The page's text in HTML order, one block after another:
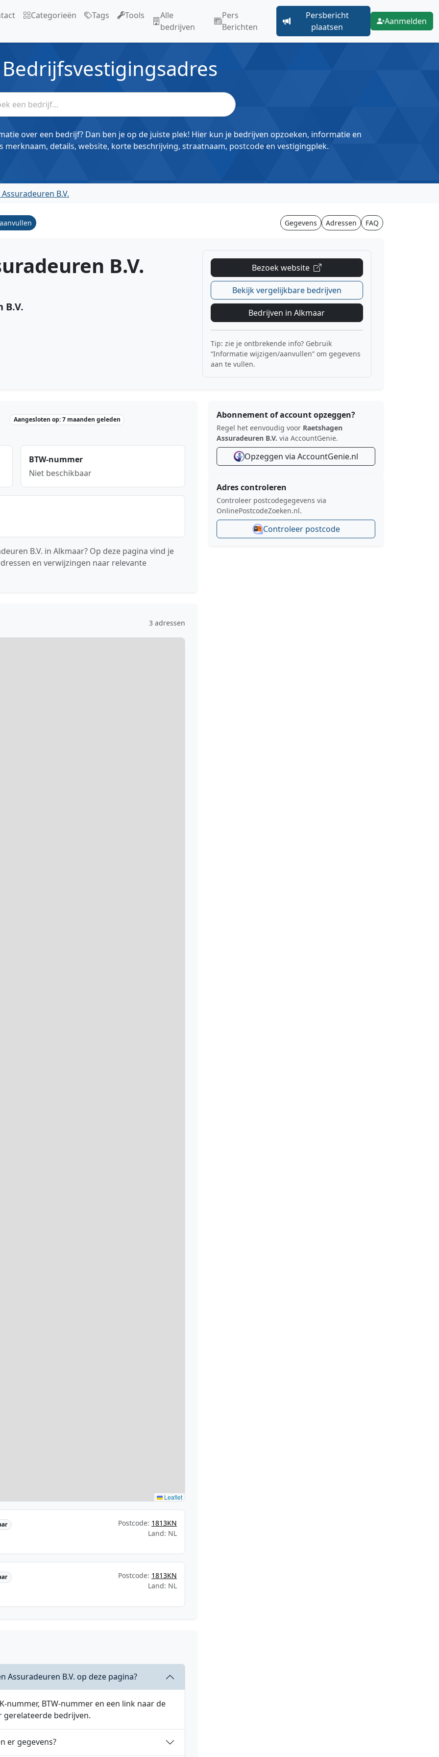
Categorieën Tags Tools
Alle
bedrijven
Pers
Berichten
Persbericht
plaatsen
Aanmelden
Bedrijfsvestigingsadres
over een bedrijf? Dan ben je op de juiste plek! Hier kun je bedrijven opzoeken, informatie en
merknaam, details, website, korte beschrijving, straatnaam, postcode en vestigingplek.
B.V.
Gegevens Adressen FAQ
B.V.
B.V.
Bezoek website
Bekijk vergelijkbare bedrijven
Bedrijven in Alkmaar
Tip: zie je ontbrekende info? Gebruik
“Informatie wijzigen/aanvullen” om gegevens
aan te vullen.
Aangesloten op: 7 maanden geleden
BTW-nummer
Niet beschikbaar
B.V. in Alkmaar? Op deze pagina vind je
en verwijzingen naar relevante
3 adressen
Leaflet
Postcode: 1813KN
Land: NL
Postcode: 1813KN
Land: NL
Assuradeuren B.V. op deze pagina?
nummer, BTW-nummer en een link naar de
gerelateerde bedrijven.
er gegevens?
Abonnement of account opzeggen?
Regel het eenvoudig voor Raetshagen
Assuradeuren B.V. via AccountGenie.
Opzeggen via AccountGenie.nl
Adres controleren
Controleer postcodegegevens via
OnlinePostcodeZoeken.nl.
Controleer postcode